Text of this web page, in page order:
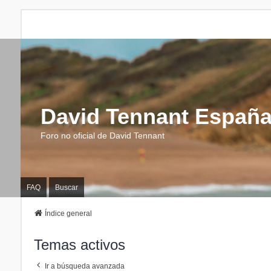
David Tennant
Foro no oficial de David Tennant
FAQ Buscar
Índice general
Temas activos
Ir a búsqueda avanzada